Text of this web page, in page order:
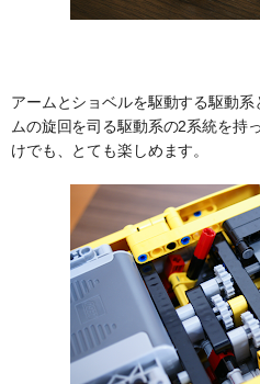
アームとショベルを駆動する駆動
ムの旋回を司る駆動系の2系統を持
けでも、とても楽しめます。